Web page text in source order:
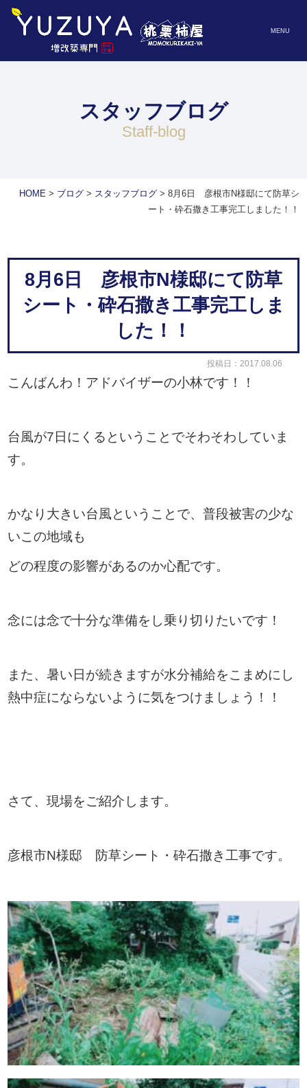
MENU
スタッフブログ
staff-blog
HOME> ブログ> スタッフブログ> 8月6日 彦根市N様邸にて防草シ
ート・砕石撒き工事完工しました！！
8月6日 彦根市N様邸にて防草
シート・砕石撒き工事完工しま
した！！
投稿日：2017.08.06
こんばんわ！アドバイザーの小林です！！
台風が7日にくるということでそわそわしていま
す。
かなり大きい台風ということで、普段被害の少な
いこの地域も
どの程度の影響があるのか心配です。
念には念で十分な準備をし乗り切りたいです！
また、暑い日が続きますが水分補給をこまめにし
熱中症にならないように気をつけましょう！！
さて、現場をご紹介します。
彦根市N様邸 防草シート・砕石撒き工事です。